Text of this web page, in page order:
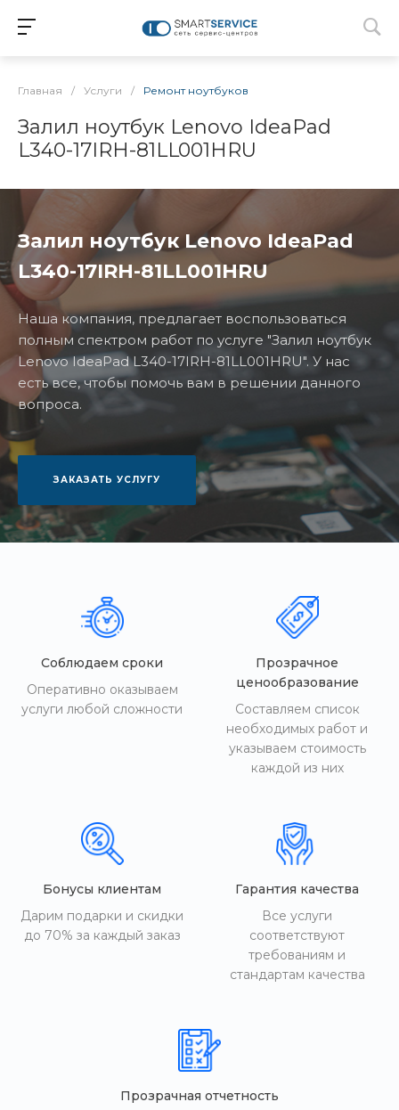
Главная / Услуги / Ремонт ноутбуков
Залил ноутбук Lenovo IdeaPad
L340-17IRH-81LL001HRU
Залил ноутбук Lenovo IdeaPad
L340-17IRH-81LL001HRU
Наша компания, предлагает воспользоваться
полным спектром работ по услуге "Залил ноутбук
Lenovo IdeaPad L340-17IRH-81LL001HRU". У нас
есть все, чтобы помочь вам в решении данного
вопроса.
ЗАКАЗАТЬ УСЛУГУ
Соблюдаем сроки
Оперативно оказываем
услуги любой сложности
Прозрачное
ценообразование
Составляем список
необходимых работ и
указываем стоимость
каждой из них
Бонусы клиентам
Дарим подарки и скидки
до 70% за каждый заказ
Гарантия качества
Все услуги
соответствуют
требованиям и
стандартам качества
Прозрачная отчетность